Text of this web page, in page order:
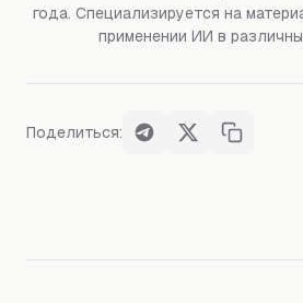
года. Специализируется на
применении ИИ в
Поделиться: